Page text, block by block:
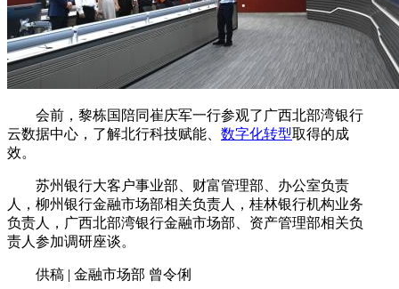
会前，黎栋国陪同崔庆军一行参观了广西北部湾银行
云数据中心，了解北行科技赋能、 数字化转型取得的成
效。
苏州银行大客户事业部、财富管理部、办公室负责
人，柳州银行金融市场部相关负责人，桂林银行机构业务
负责人，广西北部湾银行金融市场部、资产管理部相关负
责人参加调研座谈。
供稿 | 金融市场部 曾令俐